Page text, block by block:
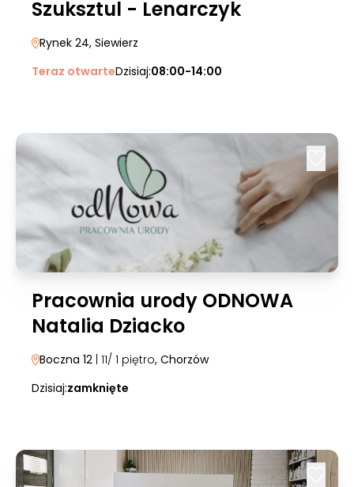
Szuksztul - Lenarczyk
Rynek 24, Siewierz
Teraz otwarteDzisiaj:08:00-14:00
Pracownia urody ODNOWA
Natalia Dziacko
Boczna 12 | 11/ 1 piętro, Chorzów
Dzisiaj:zamknięte